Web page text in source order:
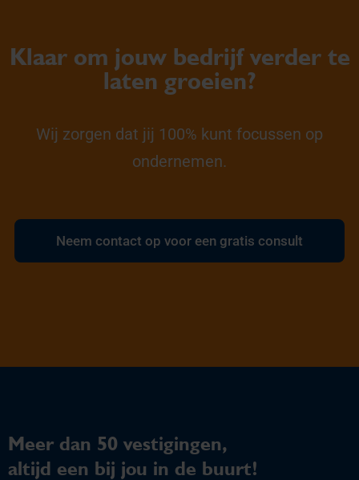
Klaar om jouw bedrijf verder te
laten groeien?
Wij zorgen dat jij 100% kunt focussen op
ondernemen.
Neem contact op voor een gratis consult
Meer dan 50 vestigingen,
altijd een bij jou in de buurt!